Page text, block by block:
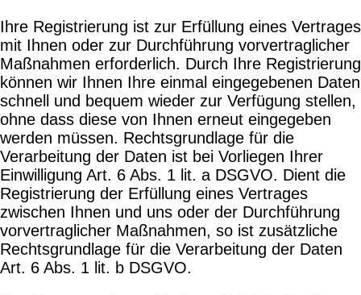
Ihre Registrierung ist zur Erfüllung eines Vertrages
mit Ihnen oder zur Durchführung vorvertraglicher
Maßnahmen erforderlich. Durch Ihre Registrierung
können wir Ihnen Ihre einmal eingegebenen Daten
schnell und bequem wieder zur Verfügung stellen,
ohne dass diese von Ihnen erneut eingegeben
werden müssen. Rechtsgrundlage für die
Verarbeitung der Daten ist bei Vorliegen Ihrer
Einwilligung Art. 6 Abs. 1 lit. a DSGVO. Dient die
Registrierung der Erfüllung eines Vertrages
zwischen Ihnen und uns oder der Durchführung
vorvertraglicher Maßnahmen, so ist zusätzliche
Rechtsgrundlage für die Verarbeitung der Daten
Art. 6 Abs. 1 lit. b DSGVO.